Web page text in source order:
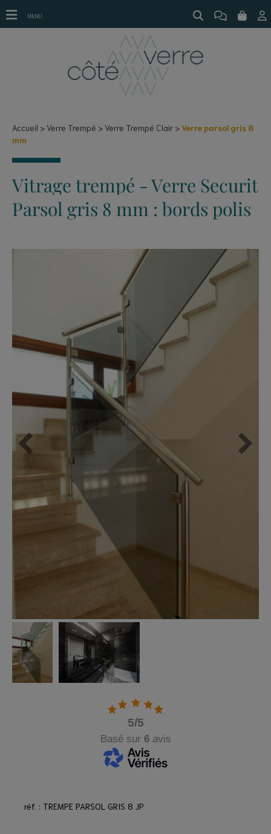
Verre parsol gris 8 mm
Accueil Verre Trempé Verre Trempé Clair
Verre parsol gris 8
mm
Vitrage trempé - Verre Securit
Parsol gris 8 mm : bords polis
5/5
Basé sur 6avis
réf. : TREMPE PARSOL GRIS 8 JP
MENU